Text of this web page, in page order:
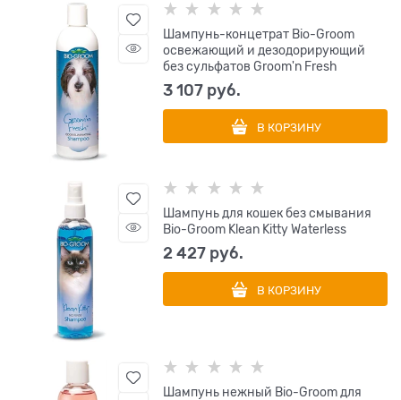
Шампунь-концетрат Bio-Groom
освежающий и дезодорирующий
без сульфатов Groom'n Fresh
3 107 руб.
В КОРЗИНУ
Шампунь для кошек без смывания
Bio-Groom Klean Kitty Waterless
2 427 руб.
В КОРЗИНУ
Шампунь нежный Bio-Groom для